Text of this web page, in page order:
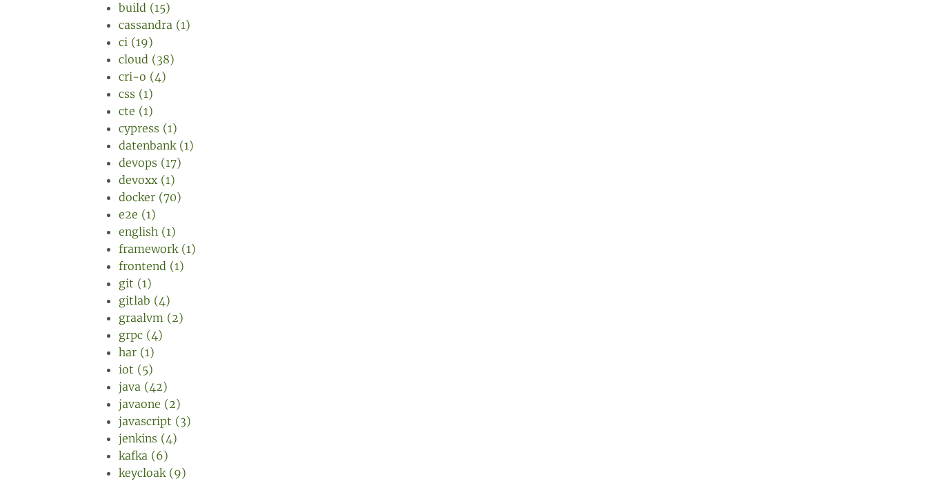
build (15)
cassandra (1)
ci (19)
cloud (38)
cri-o (4)
css (1)
cte (1)
cypress (1)
datenbank (1)
devops (17)
devoxx (1)
docker (70)
e2e (1)
english (1)
framework (1)
frontend (1)
git (1)
gitlab (4)
graalvm (2)
grpc (4)
har (1)
iot (5)
java (42)
javaone (2)
javascript (3)
jenkins (4)
kafka (6)
keycloak (9)